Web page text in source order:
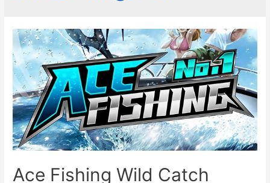
Ace Fishing Wild Catch